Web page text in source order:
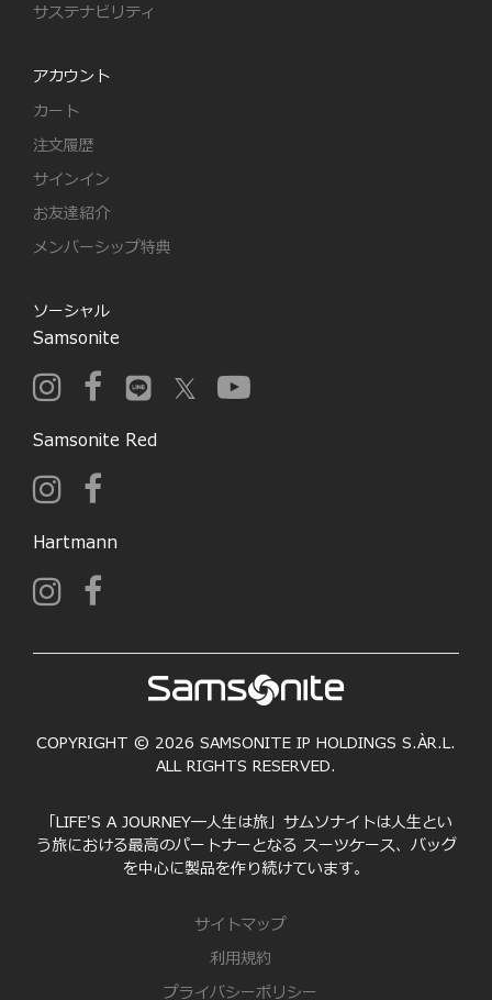
サステナビリティ
アカウント
カート
注文履歴
サインイン
お友達紹介
メンバーシップ特典
ソーシャル
Samsonite
Samsonite Red
Hartmann
COPYRIGHT © 2026 SAMSONITE IP HOLDINGS S.ÀR.L.
ALL RIGHTS RESERVED.
「LIFE'S A JOURNEY―人生は旅」サムソナイトは人生とい
う旅における最高のパートナーとなる スーツケース、バッグ
を中心に製品を作り続けています。
サイトマップ
利用規約
プライバシーポリシー